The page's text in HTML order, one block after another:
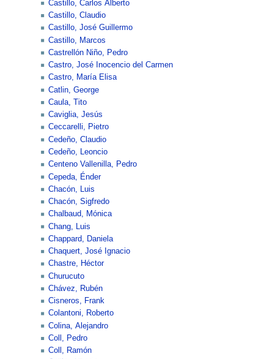
Castillo, Carlos Alberto
Castillo, Claudio
Castillo, José Guillermo
Castillo, Marcos
Castrellón Niño, Pedro
Castro, José Inocencio del Carmen
Castro, María Elisa
Catlin, George
Caula, Tito
Caviglia, Jesús
Ceccarelli, Pietro
Cedeño, Claudio
Cedeño, Leoncio
Centeno Vallenilla, Pedro
Cepeda, Énder
Chacón, Luis
Chacón, Sigfredo
Chalbaud, Mónica
Chang, Luis
Chappard, Daniela
Chaquert, José Ignacio
Chastre, Héctor
Churucuto
Chávez, Rubén
Cisneros, Frank
Colantoni, Roberto
Colina, Alejandro
Coll, Pedro
Coll, Ramón